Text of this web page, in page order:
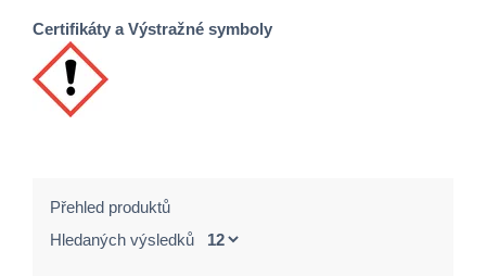
Certifikáty a Výstražné symboly
Přehled produktů
Hledaných výsledků